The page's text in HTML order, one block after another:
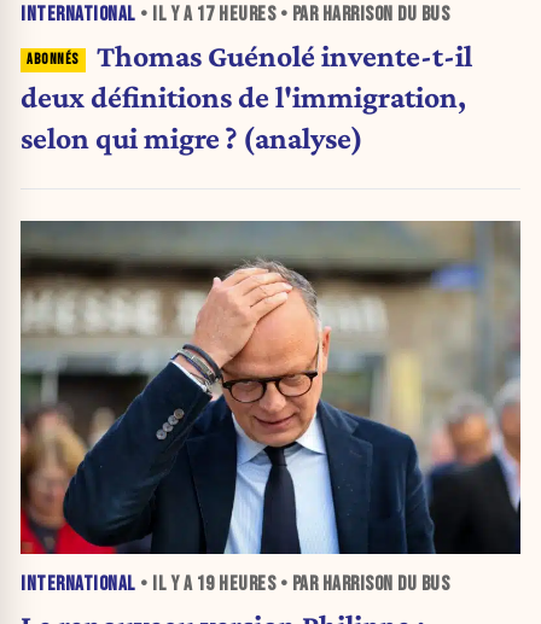
INTERNATIONAL • IL Y A 17 HEURES• PAR HARRISON DU BUS
Thomas Guénolé invente-t-il
deux définitions de l'immigration,
selon qui migre ? (analyse)
INTERNATIONAL • IL Y A 19 HEURES• PAR HARRISON DU BUS